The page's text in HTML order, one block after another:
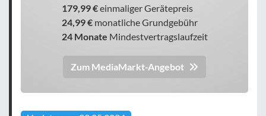
179,99 €einmaliger Gerätepreis
24,99 € monatliche Grundgebühr
24 Monate Mindestvertragslaufzeit
Zum MediaMarkt-Angebot